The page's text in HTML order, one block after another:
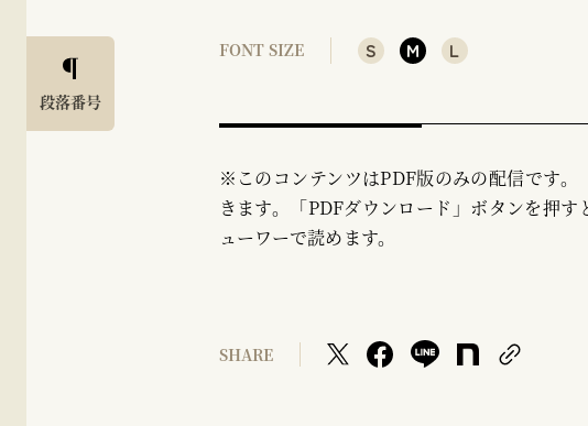
段落番号
FONT SIZE S M L
※このコンテンツはPDF版のみの配信です
きます。「PDFダウンロード」ボタンを押
ューワーで読めます。
SHARE